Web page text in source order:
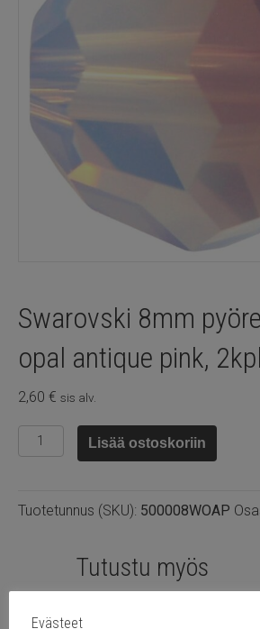
Swarovski 8mm
opal antique pink, 2kpl
2,60 € sis alv.
Swarovski
8mm
opal
Lisää ostoskoriin
Tuotetunnus (SKU): 500008WOAP
Tutustu myös
Evästeet